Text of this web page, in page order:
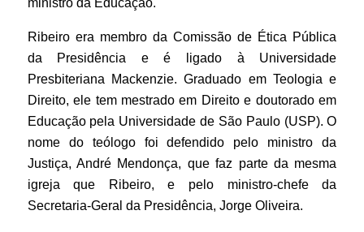
ministro da Educação.
Ribeiro era membro da Comissão de Ética Pública
da Presidência e é ligado à Universidade
Presbiteriana Mackenzie. Graduado em Teologia e
Direito, ele tem mestrado em Direito e doutorado em
Educação pela Universidade de São Paulo (USP). O
nome do teólogo foi defendido pelo ministro da
Justiça, André Mendonça, que faz parte da mesma
igreja que Ribeiro, e pelo ministro-chefe da
Secretaria-Geral da Presidência, Jorge Oliveira.